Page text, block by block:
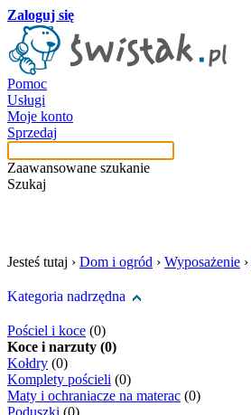
Zaloguj się
Pomoc
Usługi
Moje konto
Sprzedaj
Zaawansowane szukanie
Szukaj
Jesteś tutaj › Dom i ogród › Wyposażenie ›
Kategoria nadrzędna
Pościel i koce (0)
Koce i narzuty (0)
Kołdry (0)
Komplety pościeli (0)
Maty i ochraniacze na materac (0)
Poduszki (0)